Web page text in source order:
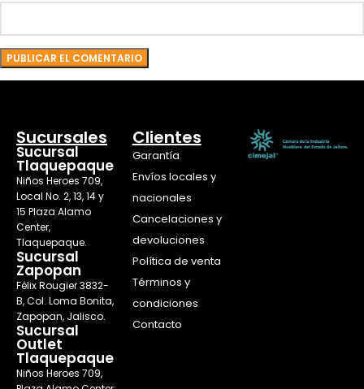
Sucursales
Sucursal
Tlaquepaque
Niños Heroes 709,
Local No. 2, 13, 14 y
15 Plaza Alamo
Center,
Tlaquepaque.
Sucursal
Zapopan
Félix Rougier 3832-
B, Col. Loma Bonita,
Zapopan, Jalisco.
Sucursal
Outlet
Tlaquepaque
Niños Heroes 709,
Clientes
Garantía
Envíos locales y
nacionales
Cancelaciones y
devoluciones
Política de venta
Términos y
condiciones
Contacto